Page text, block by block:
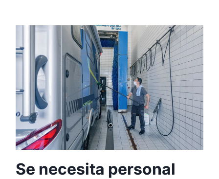
Se necesita personal